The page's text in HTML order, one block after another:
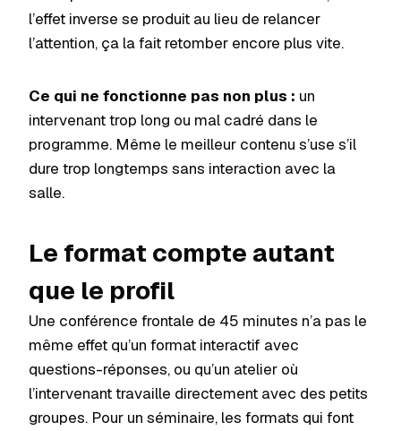
l’effet inverse se produit au lieu de relancer
l’attention, ça la fait retomber encore plus vite.
Ce qui ne fonctionne pas non plus : un
intervenant trop long ou mal cadré dans le
programme. Même le meilleur contenu s’use s’il
dure trop longtemps sans interaction avec la
salle.
Le format compte autant
que le profil
Une conférence frontale de 45 minutes n’a pas le
même effet qu’un format interactif avec
questions-réponses, ou qu’un atelier où
l’intervenant travaille directement avec des petits
groupes. Pour un séminaire, les formats qui font